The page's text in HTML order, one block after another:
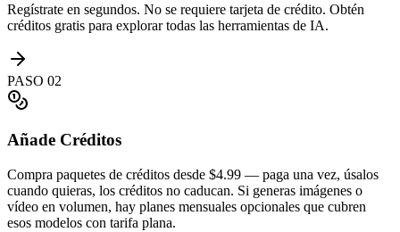
Regístrate en segundos. No se requiere tarjeta de crédito. Obtén
créditos gratis para explorar todas las herramientas de IA.
PASO 02
Añade Créditos
Compra paquetes de créditos desde $4.99 — paga una vez, úsalos
cuando quieras, los créditos no caducan. Si generas imágenes o
vídeo en volumen, hay planes mensuales opcionales que cubren
esos modelos con tarifa plana.